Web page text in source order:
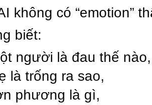
không có “emotion”
biết:
người là đau thế nào,
là trống ra sao,
phương là gì,